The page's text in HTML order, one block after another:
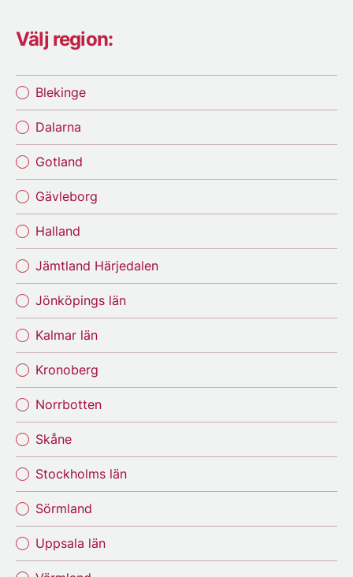
Välj region:
Blekinge
Dalarna
Gotland
Gävleborg
Halland
Jämtland Härjedalen
Jönköpings län
Kalmar län
Kronoberg
Norrbotten
Skåne
Stockholms län
Sörmland
Uppsala län